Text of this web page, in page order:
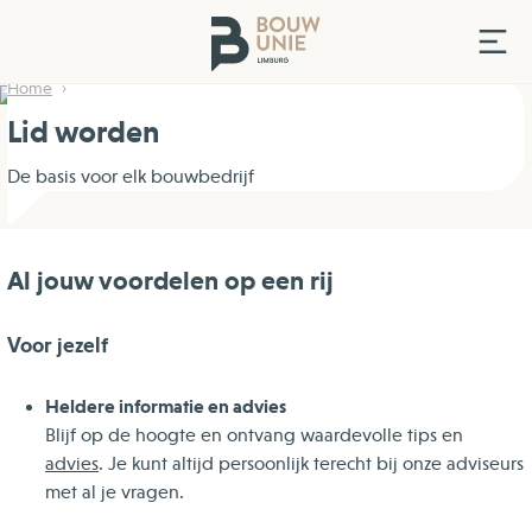
Home
Lid worden
De basis voor elk bouwbedrijf
Al jouw voordelen op een rij
Voor jezelf
Heldere informatie en advies
Blijf op de hoogte en ontvang waardevolle tips en
advies. Je kunt altijd persoonlijk terecht bij onze adviseurs
met al je vragen.